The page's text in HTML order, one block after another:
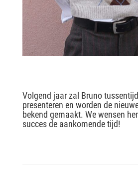
Volgend jaar zal Bruno
presenteren en worden de
bekend gemaakt. We wensen
succes de aankomende tijd!